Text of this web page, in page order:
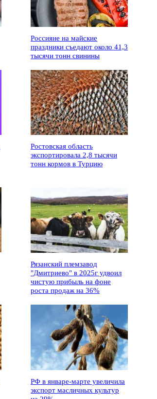
Россияне на майские
праздники съедают около 41,3
тысячи тонн свинины
Ростовская область
экспортировала 2,8 тысячи
тонн кормов в Турцию
Рязанский племзавод
"Дмитриево" в 2025г удвоил
чистую прибыль на фоне
роста продаж на 36%
РФ в январе-марте увеличила
экспорт масличных культур